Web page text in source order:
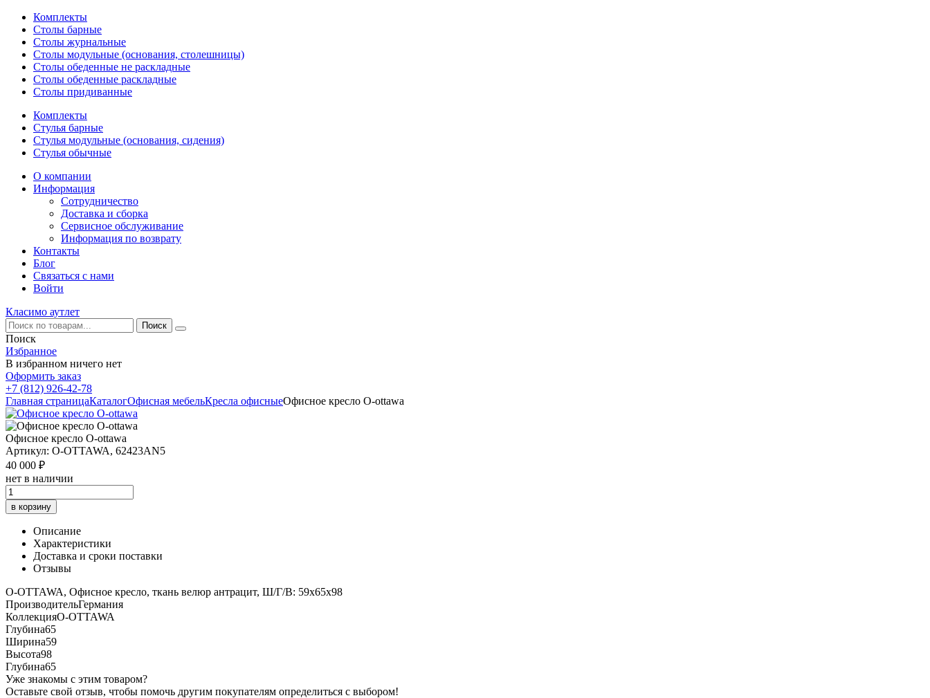
Комплекты
Столы барные
Столы журнальные
Столы модульные (основания, столешницы)
Столы обеденные не раскладные
Столы обеденные раскладные
Столы придиванные
Комплекты
Стулья барные
Стулья модульные (основания, сидения)
Стулья обычные
О компании
Информация
Сотрудничество
Доставка и сборка
Сервисное обслуживание
Информация по возврату
Контакты
Блог
Связаться с нами
Войти
Класимо аутлет
Поиск
Избранное
В избранном ничего нет
Оформить заказ
+7 (812) 926-42-78
Главная страницаКаталогОфисная мебельКресла офисныеОфисное кресло O-ottawa
Офисное кресло O-ottawa
Артикул: O-OTTAWA, 62423AN5
40 000 ₽
нет в наличии
в корзину
Описание
Характеристики
Доставка и сроки поставки
Отзывы
O-OTTAWA, Офисное кресло, ткань велюр антрацит, Ш/Г/В: 59х65х98
ПроизводительГермания
КоллекцияO-OTTAWA
Глубина65
Ширина59
Высота98
Глубина65
Уже знакомы с этим товаром?
Оставьте свой отзыв, чтобы помочь другим покупателям определиться с выбором!